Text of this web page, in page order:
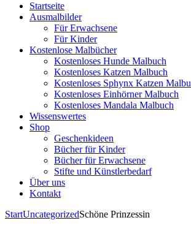
Startseite
Ausmalbilder
Für Erwachsene
Für Kinder
Kostenlose Malbücher
Kostenloses Hunde Malbuch
Kostenloses Katzen Malbuch
Kostenloses Sphynx Katzen
Kostenloses Einhörner Malbuch
Kostenloses Mandala Malbuch
Wissenswertes
Shop
Geschenkideen
Bücher für Kinder
Bücher für Erwachsene
Stifte und Künstlerbedarf
Über uns
Kontakt
StartUncategorizedSchöne Prinzessin